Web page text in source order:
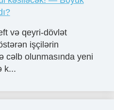
və qeyri-dövlət
işçilərin
cəlb olunmasında yeni
k...